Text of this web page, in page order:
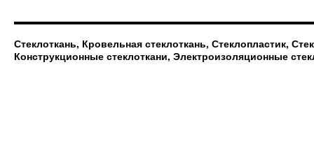
Стеклоткань, Кровельная стеклоткань, Стеклопластик,
Конструкционные стеклоткани, Электроизоляционные